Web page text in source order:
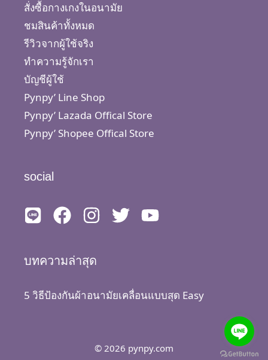
สั่งซื้อกางเกงในอนามัย
ชมสินค้าทั้งหมด
รีวิวจากผู้ใช้จริง
ทำความรู้จักเรา
บัญชีผู้ใช้
Pynpy’ Line Shop
Pynpy’ Lazada Offical Store
Pynpy’ Shopee Offical Store
social
บทความล่าสุด
5 วิธีป้องกันผ้าอนามัยเคลื่อนแบบสุด Easy
© 2026 pynpy.com